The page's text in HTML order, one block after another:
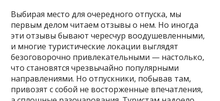
Выбирая место для очередного отпуска, мы
первым делом читаем отзывы о нем. Но иногда
эти отзывы бывают чересчур воодушевленными,
и многие туристические локации выглядят
безоговорочно привлекательными — настолько,
что становятся чрезвычайно популярными
направлениями. Но отпускники, побывав там,
привозят с собой не восторженные впечатления,